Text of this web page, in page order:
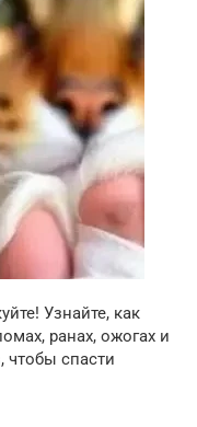
Узнайте, как
ранах, ожогах и
чтобы спасти